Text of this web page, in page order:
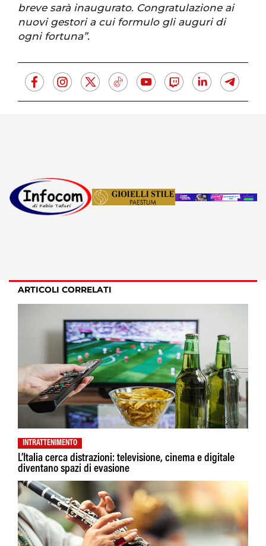
breve sarà inaugurato. Congratulazione ai
nuovi gestori a cui formulo gli auguri di
ogni fortuna”.
ARTICOLI CORRELATI
INTRATTENIMENTO
L’Italia cerca distrazioni: televisione, cinema e digitale
diventano spazi di evasione